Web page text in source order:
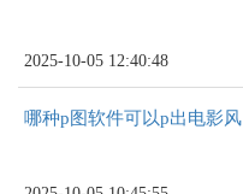
2025-10-05 12:40:48
哪种p图软件可以p出电影风